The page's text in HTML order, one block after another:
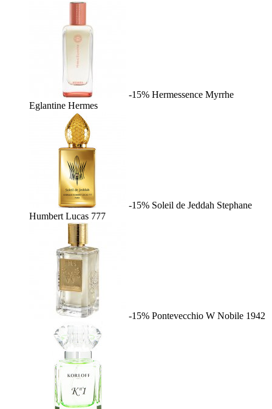
-15% Hermessence Myrrhe
Eglantine Hermes
-15% Soleil de Jeddah Stephane
Humbert Lucas 777
-15% Pontevecchio W Nobile 1942